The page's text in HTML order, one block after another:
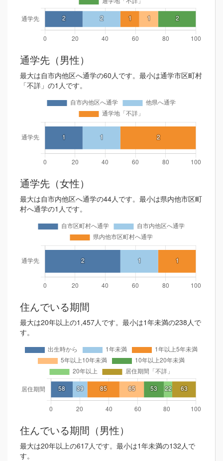
通学先（男性）
最大は自市内他区へ通学の60人です。最小は通学市区町村
「不詳」の1人です。
通学先（女性）
最大は自市内他区へ通学の44人です。最小は県内他市区町
村へ通学の1人です。
住んでいる期間
最大は20年以上の1,457人です。最小は1年未満の238人で
す。
住んでいる期間（男性）
最大は20年以上の617人です。最小は1年未満の132人で
す。